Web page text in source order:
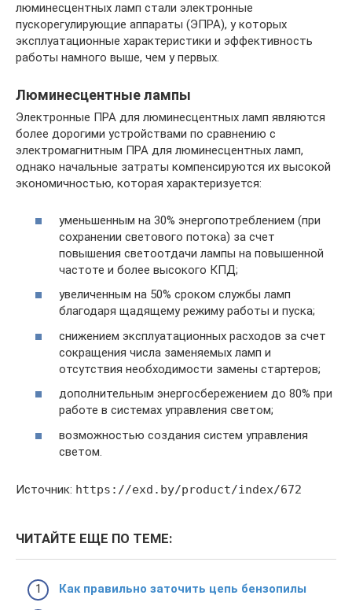
люминесцентных ламп стали электронные
пускорегулирующие аппараты (ЭПРА), у которых
эксплуатационные характеристики и эффективность
работы намного выше, чем у первых.
Люминесцентные лампы
Электронные ПРА для люминесцентных ламп являются
более дорогими устройствами по сравнению с
электромагнитным ПРА для люминесцентных ламп,
однако начальные затраты компенсируются их высокой
экономичностью, которая характеризуется:
уменьшенным на 30% энергопотреблением (при
сохранении светового потока) за счет
повышения светоотдачи лампы на повышенной
частоте и более высокого КПД;
увеличенным на 50% сроком службы ламп
благодаря щадящему режиму работы и пуска;
снижением эксплуатационных расходов за счет
сокращения числа заменяемых ламп и
отсутствия необходимости замены стартеров;
дополнительным энергосбережением до 80% при
работе в системах управления светом;
возможностью создания систем управления
светом.
Источник: https://exd.by/product/index/672
ЧИТАЙТЕ ЕЩЕ ПО ТЕМЕ:
Как правильно заточить цепь бензопилы